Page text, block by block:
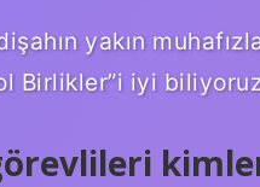
yakın
Birlikler”i iyi